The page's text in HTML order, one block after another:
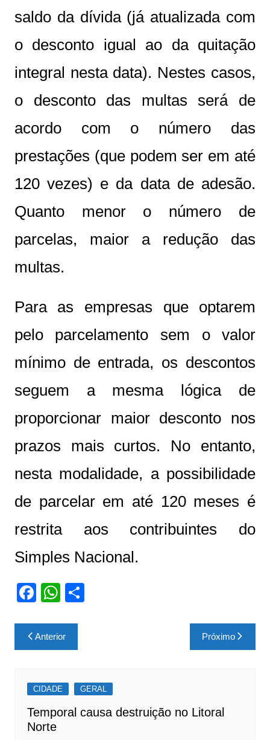
saldo da dívida (já atualizada com
o desconto igual ao da quitação
integral nesta data). Nestes casos,
o desconto das multas será de
acordo com o número das
prestações (que podem ser em até
120 vezes) e da data de adesão.
Quanto menor o número de
parcelas, maior a redução das
multas.
Para as empresas que optarem
pelo parcelamento sem o valor
mínimo de entrada, os descontos
seguem a mesma lógica de
proporcionar maior desconto nos
prazos mais curtos. No entanto,
nesta modalidade, a possibilidade
de parcelar em até 120 meses é
restrita aos contribuintes do
Simples Nacional.
F
c
e
o
o
k
W
at
s
p
p
S
Navegação
de
Anterior Próximo
CIDADE GERAL
Temporal causa destruição no Litoral
Norte